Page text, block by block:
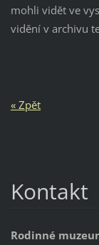
mohli vidět ve
vidění v archivu
« Zpět
Kontakt
Rodinné